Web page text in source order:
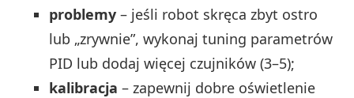
problemy – jeśli robot skręca zbyt ostro
lub „zrywnie”, wykonaj tuning parametrów
PID lub dodaj więcej czujników (3–5);
kalibracja – zapewnij dobre oświetlenie